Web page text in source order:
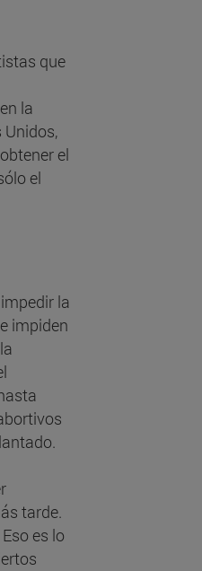
que
la
el
el
la
impiden
tarde.
es lo